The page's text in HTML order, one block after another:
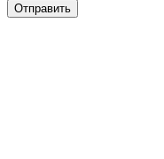
Отправить